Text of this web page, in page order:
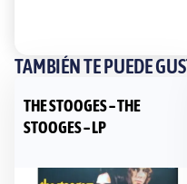
TAMBIÉN TE PUEDE
THE STOOGES – THE
STOOGES – LP